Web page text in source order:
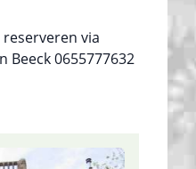
via
Beeck 0655777632